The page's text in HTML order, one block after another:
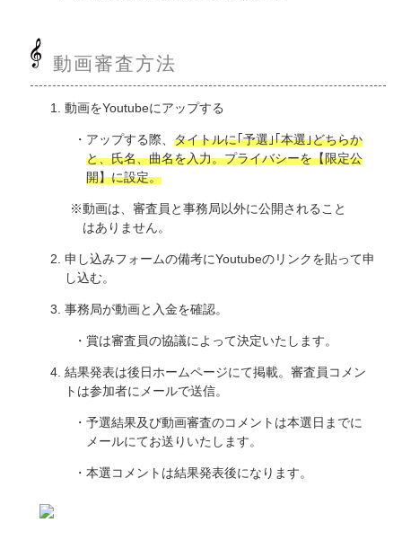
動画審査方法
動画をYoutubeにアップする
アップする際、タイトルに｢予選｣｢本選｣どちらか
と、氏名、曲名を入力。プライバシーを【限定公
開】に設定。
動画は、審査員と事務局以外に公開されること
はありません。
申し込みフォームの備考にYoutubeのリンクを貼って申
し込む。
事務局が動画と入金を確認。
賞は審査員の協議によって決定いたします。
結果発表は後日ホームページにて掲載。審査員コメン
トは参加者にメールで送信。
予選結果及び動画審査のコメントは本選日までに
メールにてお送りいたします。
本選コメントは結果発表後になります。